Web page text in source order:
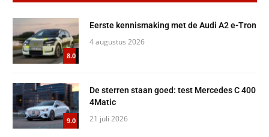
8.0
Eerste kennismaking met de Audi A2 e-Tron
4 augustus 2026
9.0
De sterren staan goed: test Mercedes C 400
4Matic
21 juli 2026